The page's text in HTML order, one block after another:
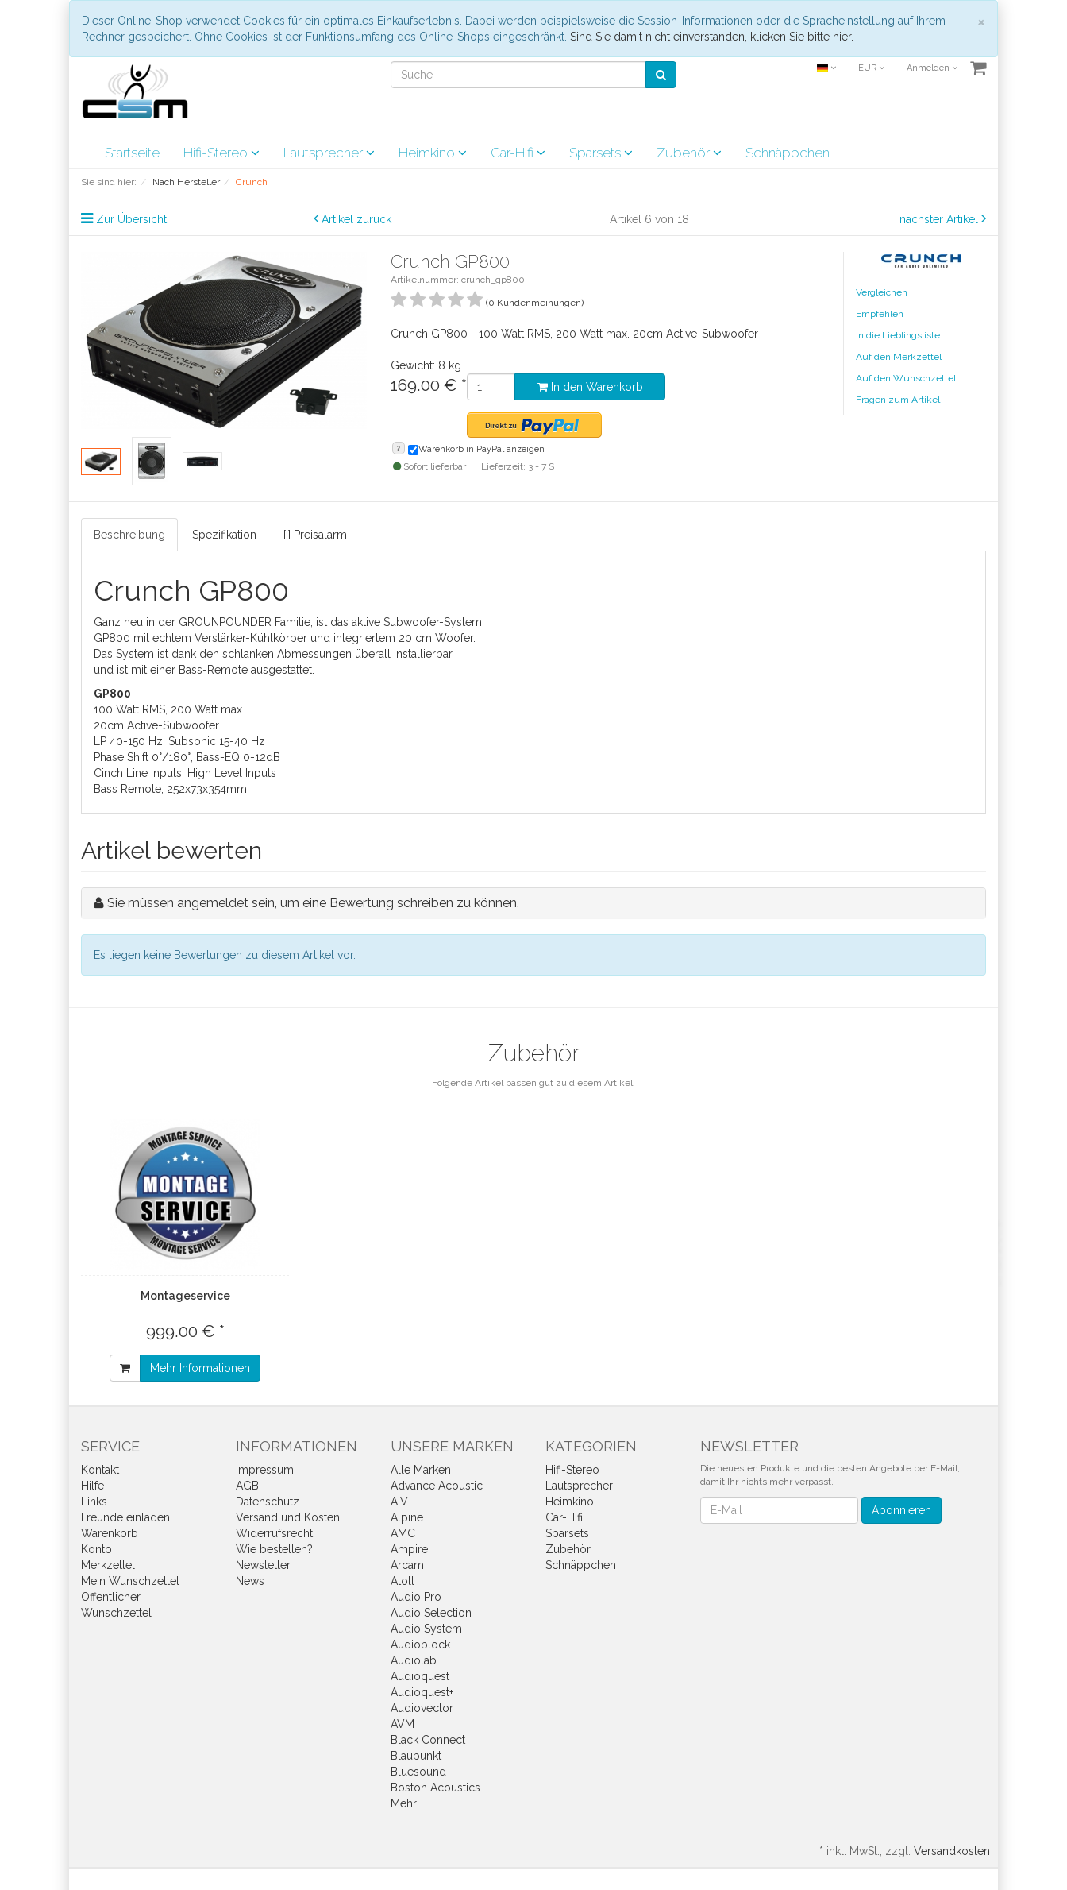
×
Dieser Online-Shop verwendet Cookies für ein optimales Einkaufserlebnis. Dabei werden beispielsweise die Session-Informationen oder die Spracheinstellung auf Ihrem
Rechner gespeichert. Ohne Cookies ist der Funktionsumfang des Online-Shops eingeschränkt. Sind Sie damit nicht einverstanden, klicken Sie bitte hier.
EUR Anmelden
Startseite Hifi-Stereo Lautsprecher Heimkino Car-Hifi Sparsets Zubehör Schnäppchen
Sie sind hier: Nach Hersteller Crunch
Zur Übersicht Artikel zurück Artikel 6 von 18 nächster Artikel
Crunch GP800
Artikelnummer: crunch_gp800
(0 Kundenmeinungen)
Crunch GP800 - 100 Watt RMS, 200 Watt max. 20cm Active-Subwoofer
Gewicht: 8 kg
169.00 € * In den Warenkorb
? Warenkorb in PayPal anzeigen
Sofort lieferbar Lieferzeit: 3 - 7 S
Vergleichen
Empfehlen
In die Lieblingsliste
Auf den Merkzettel
Auf den Wunschzettel
Fragen zum Artikel
Beschreibung Spezifikation [!] Preisalarm
Crunch GP800
Ganz neu in der GROUNPOUNDER Familie, ist das aktive Subwoofer-System
GP800 mit echtem Verstärker-Kühlkörper und integriertem 20 cm Woofer.
Das System ist dank den schlanken Abmessungen überall installierbar
und ist mit einer Bass-Remote ausgestattet.
GP800
100 Watt RMS, 200 Watt max.
20cm Active-Subwoofer
LP 40-150 Hz, Subsonic 15-40 Hz
Phase Shift 0°/180°, Bass-EQ 0-12dB
Cinch Line Inputs, High Level Inputs
Bass Remote, 252x73x354mm
Artikel bewerten
Sie müssen angemeldet sein, um eine Bewertung schreiben zu können.
Es liegen keine Bewertungen zu diesem Artikel vor.
Zubehör
Folgende Artikel passen gut zu diesem Artikel.
Montageservice
999.00 € *
Mehr Informationen
SERVICE
Kontakt
Hilfe
Links
Freunde einladen
Warenkorb
Konto
Merkzettel
Mein Wunschzettel
Öffentlicher
Wunschzettel
INFORMATIONEN
Impressum
AGB
Datenschutz
Versand und Kosten
Widerrufsrecht
Wie bestellen?
Newsletter
News
UNSERE MARKEN
Alle Marken
Advance Acoustic
AIV
Alpine
AMC
Ampire
Arcam
Atoll
Audio Pro
Audio Selection
Audio System
Audioblock
Audiolab
Audioquest
Audioquest+
Audiovector
AVM
Black Connect
Blaupunkt
Bluesound
Boston Acoustics
Mehr
KATEGORIEN
Hifi-Stereo
Lautsprecher
Heimkino
Car-Hifi
Sparsets
Zubehör
Schnäppchen
NEWSLETTER
Die neuesten Produkte und die besten Angebote per E-Mail,
damit Ihr nichts mehr verpasst.
Newsletter Abonnieren
* inkl. MwSt., zzgl. Versandkosten